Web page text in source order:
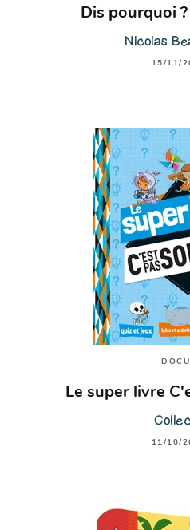
Dis pourquoi
Nicolas
15/11/
Le super livre
11/10/